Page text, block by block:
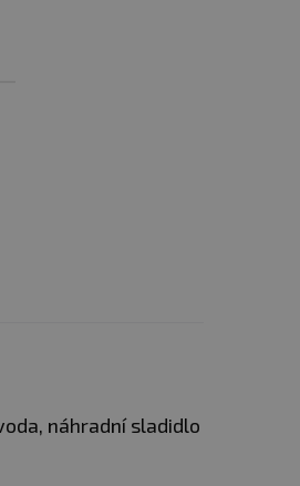
náhradní sladidlo